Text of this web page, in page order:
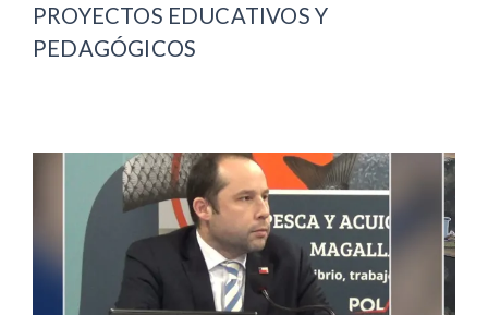
PROYECTOS EDUCATIVOS Y
PEDAGÓGICOS